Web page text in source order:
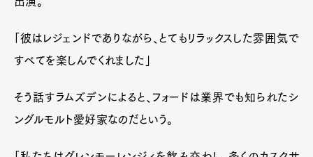
「彼はレジェンドでありながら、とてもリラックスした雰囲気で
すべてを楽しんでくれました」
そう話すラムズデンによると、フォードは業界でも知られたシ
ングルモルト愛好家なのだという。